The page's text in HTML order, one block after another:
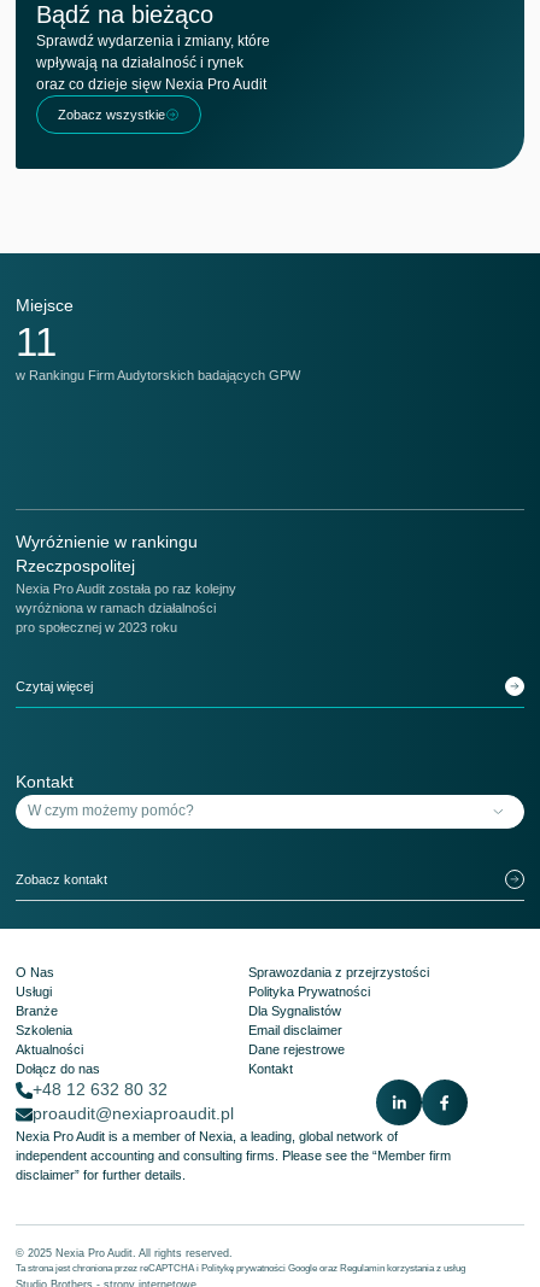
Bądź na bieżąco
Sprawdź wydarzenia i zmiany, które
wpływają na działalność i rynek
oraz co dzieje sięw Nexia Pro Audit
Zobacz wszystkie
Miejsce
11
w Rankingu Firm Audytorskich badających GPW
Wyróżnienie w rankingu
Rzeczpospolitej
Nexia Pro Audit została po raz kolejny
wyróżniona w ramach działalności
pro społecznej w 2023 roku
Czytaj więcej
Kontakt
Zobacz kontakt
O Nas
Usługi
Branże
Szkolenia
Aktualności
Dołącz do nas
Sprawozdania z przejrzystości
Polityka Prywatności
Dla Sygnalistów
Email disclaimer
Dane rejestrowe
Kontakt
+48 12 632 80 32
proaudit@nexiaproaudit.pl
Nexia Pro Audit is a member of Nexia, a leading, global network of
independent accounting and consulting firms. Please see the“Member firm
disclaimer” for further details.
© 2025 Nexia Pro Audit. All rights reserved.
Ta strona jest chroniona przez reCAPTCHA i Politykę prywatności Google oraz Regulamin korzystania z usług